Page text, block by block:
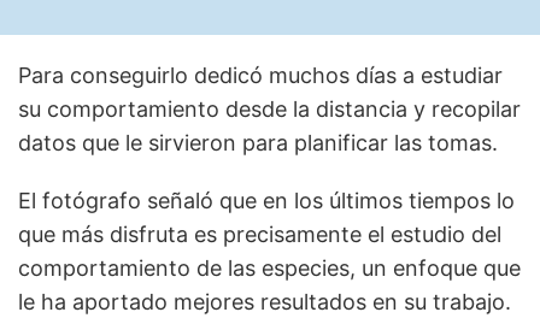
Para conseguirlo dedicó muchos días a estudiar
su comportamiento desde la distancia y recopilar
datos que le sirvieron para planificar las tomas.
El fotógrafo señaló que en los últimos tiempos lo
que más disfruta es precisamente el estudio del
comportamiento de las especies, un enfoque que
le ha aportado mejores resultados en su trabajo.